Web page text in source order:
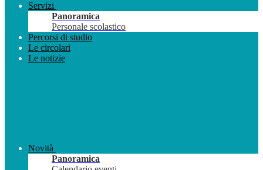
Servizi
Panoramica
Personale scolastico
Percorsi di studio
Le circolari
Le notizie
Novità
Panoramica